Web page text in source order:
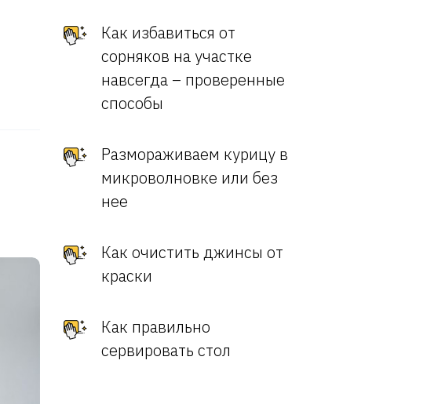
Как избавиться от
сорняков на участке
навсегда – проверенные
способы
Размораживаем курицу в
микроволновке или без
нее
Как очистить джинсы от
краски
Как правильно
сервировать стол